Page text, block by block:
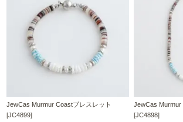
JewCas Murmur Coastブレスレット
[JC4899]
JewCas Murmur
[JC4898]